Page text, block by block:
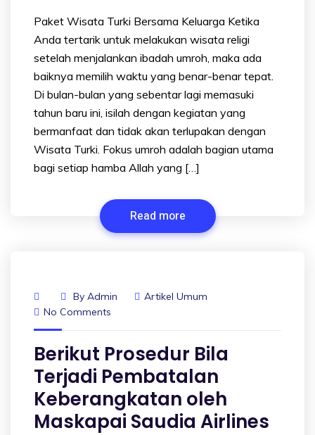
Paket Wisata Turki Bersama Keluarga Ketika
Anda tertarik untuk melakukan wisata religi
setelah menjalankan ibadah umroh, maka ada
baiknya memilih waktu yang benar-benar tepat.
Di bulan-bulan yang sebentar lagi memasuki
tahun baru ini, isilah dengan kegiatan yang
bermanfaat dan tidak akan terlupakan dengan
Wisata Turki. Fokus umroh adalah bagian utama
bagi setiap hamba Allah yang […]
Read more
By Admin
Artikel Umum
No Comments
Berikut Prosedur Bila
Terjadi Pembatalan
Keberangkatan oleh
Maskapai Saudia Airlines